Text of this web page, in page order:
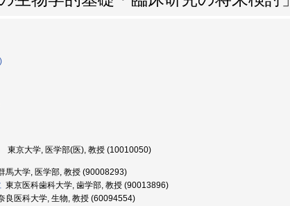
東京大学, 医学部(医), 教授 (10010050)
馬大学, 医学部, 教授 (90008293)
東京医科歯科大学, 歯学部, 教授 (90013896)
良医科大学, 生物, 教授 (60094554)